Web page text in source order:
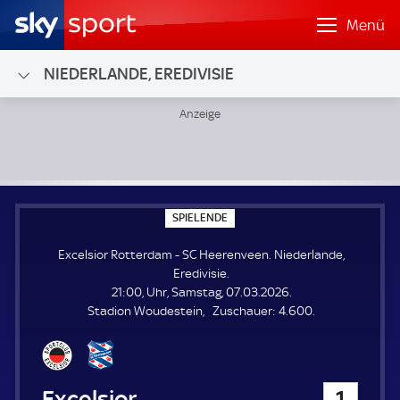
Menü
NIEDERLANDE, EREDIVISIE
SPIELENDE
P
E
E
N
E
Excelsior Rotterdam - SC Heerenveen. Niederlande,
Eredivisie.
21:00, Uhr, Samstag, 07.03.2026.
Stadion Woudestein
Zuschauer: Z
4.600.